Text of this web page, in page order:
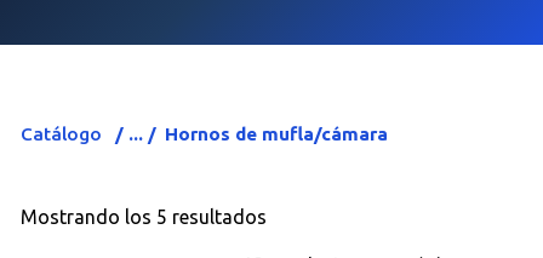
Catálogo Hornos de mufla/cámara
Mostrando los 5 resultados